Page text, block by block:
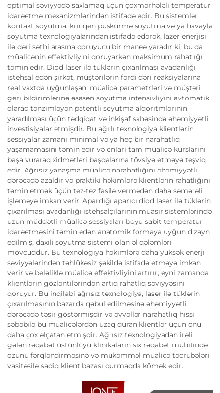
optimal səviyyədə saxlamaq üçün çoxmərhələli temperatur
idarəetmə mexanizmlərindən istifadə edir. Bu sistemlər
kontakt soyutma, krioqen püskürmə soyutma və ya havayla
soyutma texnologiyalarından istifadə edərək, lazer enerjisi
ilə dəri səthi arasına qoruyucu bir maneə yaradır ki, bu da
müalicənin effektivliyini qoruyarkən maksimum rahatlığı
təmin edir. Diod laser ilə tüklərin çıxarılması avadanlığı
istehsal edən şirkət, müştərilərin fərdi dəri reaksiyalarına
real vaxtda uyğunlaşan, müalicə parametrləri və müştəri
geri bildirimlərinə əsasən soyutma intensivliyini avtomatik
olaraq tənzimləyən patentli soyutma alqoritmlərinin
yaradılması üçün tədqiqat və inkişaf sahəsində əhəmiyyətli
investisiyalar etmişdir. Bu ağıllı texnologiya klientlərin
sessiyalar zamanı minimal və ya heç bir narahatlıq
yaşamamasını təmin edir və onları tam müalicə kurslarını
başa vuraraq xidmətləri başqalarına tövsiyə etməyə teşviq
edir. Ağrısız yanaşma müalicə narahatlığını əhəmiyyətli
dərəcədə azaldır və praktiki həkimlərə klientlərin rahatlığını
təmin etmək üçün tez-tez fasilə vermədən daha səmərəli
işləməyə imkan verir. Apardığı aparıcı diod laser ilə tüklərin
çıxarılması avadanlığı istehsalçılarının müasir sistemlərində
uzun müddətli müalicə sessiyaları boyu sabit temperatur
idarəetməsini təmin edən anatomik formaya uyğun dizayn
edilmiş, daxili soyutma sistemi olan əl qələmləri
mövcuddur. Bu texnologiya həkimlərə daha yüksək enerji
səviyyələrindən təhlükəsiz şəkildə istifadə etməyə imkan
verir və beləliklə müalicə effektivliyini artırır, eyni zamanda
klientlərin gözləntilərindən artıq rahatlıq səviyyəsini
qoruyur. Bu inqilabi ağrısız texnologiya, laser ilə tüklərin
çıxarılmasının bazarda qəbul edilməsinə əhəmiyyətli
dərəcədə təsir göstərmişdir və əvvəllər narahatlıq hissi
səbəbilə bu müalicələrdən uzaq duran klientlər üçün onu
daha çox əlçatan etmişdir. Ağrısız texnologiyadan irəli
gələn rəqabət üstünlüyü klinikaların sıx rəqabət mühitində
özünü fərqləndirməsinə və mükəmməl müalicə təcrübələri
vasitəsilə sadiq klient bazası qurmaqda kömək edir.